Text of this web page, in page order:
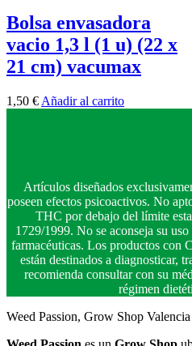
Bolsa envasadora
vacio 1,3 l (1 u) (22 x
21 cm) vacumax
1,50 € Añadir al carrito
Artículos diseñados
poseen efectos psicoactivos. No
THC por debajo del límite
1729/1999. No se aconseja su
farmacéuticas. Los productos con
están destinados a diagnosticar,
recomienda consultar con su
régimen
Weed Passion, Grow Shop Valencia